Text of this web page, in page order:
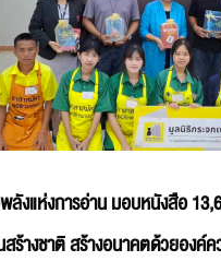
ลังแห่งการอ่าน มอบหนังสือ
สร้างชาติ สร้างอนาคตด้วยองค์ค